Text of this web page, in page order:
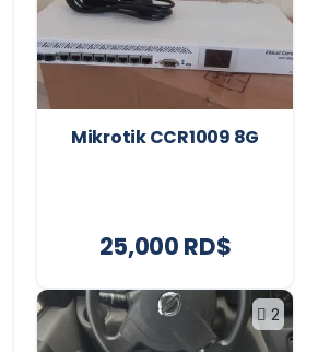
Mikrotik CCR1009 8G
25,000 RD$
2